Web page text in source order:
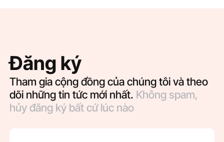
Đăng ký
Tham gia cộng đồng của chúng tôi và theo
dõi những tin tức mới nhất. Không spam,
hủy đăng ký bất cứ lúc nào